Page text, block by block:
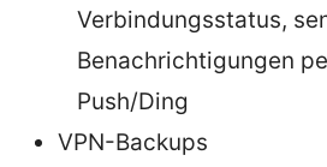
Verbindungsstatus,
Benachrichtigungen
Push/Ding
VPN-Backups